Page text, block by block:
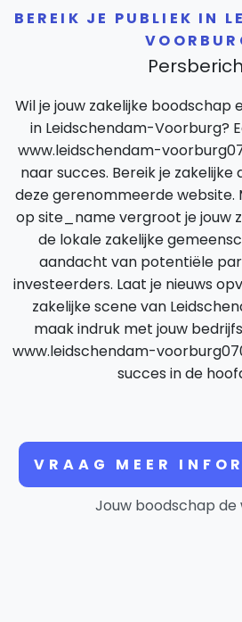
BEREIK JE PUBLIEK IN
Wil je jouw zakelijke
in Leidschendam-Voorburg?
www.leidschendam-
naar succes. Bereik je
deze gerenommeerde
op site_name vergroot je jouw
de lokale zakelijke
aandacht van potentiële
investeerders. Laat je nieuws
zakelijke scene van
maak indruk met jouw
www.leidschendam-
succes in de
VRAAG MEER
Jouw boodschap de